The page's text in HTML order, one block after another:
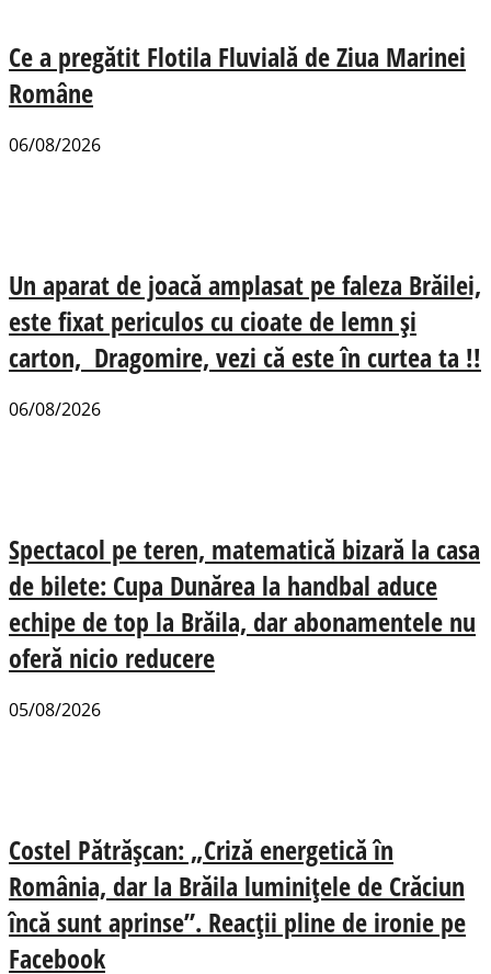
Ce a pregătit Flotila Fluvială de Ziua Marinei
Române
06/08/2026
Un aparat de joacă amplasat pe faleza Brăilei,
este fixat periculos cu cioate de lemn și
carton, Dragomire, vezi că este în curtea ta !!
06/08/2026
Spectacol pe teren, matematică bizară la casa
de bilete: Cupa Dunărea la handbal aduce
echipe de top la Brăila, dar abonamentele nu
oferă nicio reducere
05/08/2026
Costel Pătrășcan: „Criză energetică în
România, dar la Brăila luminițele de Crăciun
încă sunt aprinse”. Reacții pline de ironie pe
Facebook